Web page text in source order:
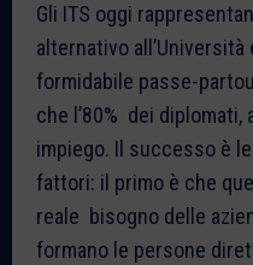
Gli ITS oggi
alternativo
formidabile passe-
che l’80% dei diplomati,
impiego. Il successo è
fattori: il primo è che
reale bisogno delle
formano le persone